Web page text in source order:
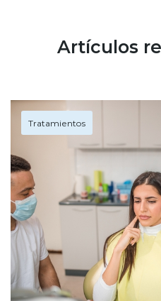
Artículos
Tratamientos